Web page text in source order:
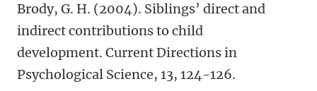
Brody, G. H. (2004). Siblings’ direct and
indirect contributions to child
development. Current Directions in
Psychological Science, 13, 124-126.